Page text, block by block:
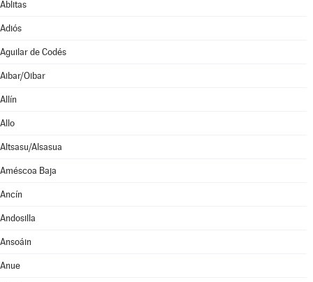
Ablitas
Adiós
Aguilar de Codés
Aibar/Oibar
Allín
Allo
Altsasu/Alsasua
Améscoa Baja
Ancín
Andosilla
Ansoáin
Anue